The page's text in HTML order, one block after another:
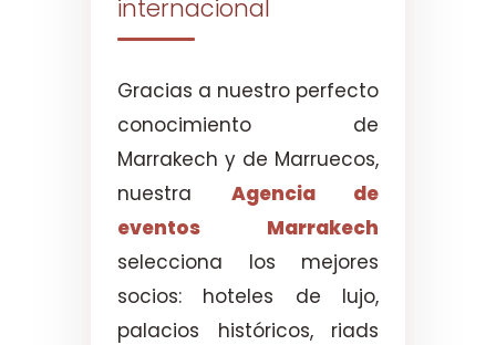
internacional
Gracias a nuestro perfecto
conocimiento de
Marrakech y de Marruecos,
nuestra Agencia de
eventos Marrakech
selecciona los mejores
socios: hoteles de lujo,
palacios históricos, riads